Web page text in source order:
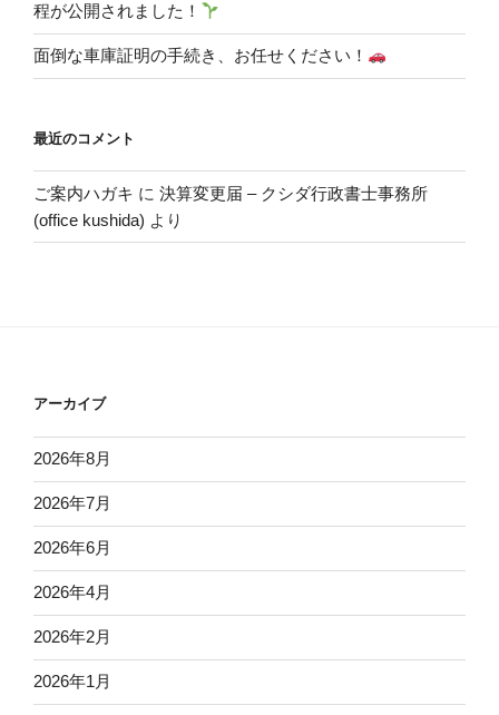
程が公開されました！
面倒な車庫証明の手続き、お任せください！
最近のコメント
ご案内ハガキ に 決算変更届 – クシダ行政書士事務所
(office kushida) より
アーカイブ
2026年8月
2026年7月
2026年6月
2026年4月
2026年2月
2026年1月